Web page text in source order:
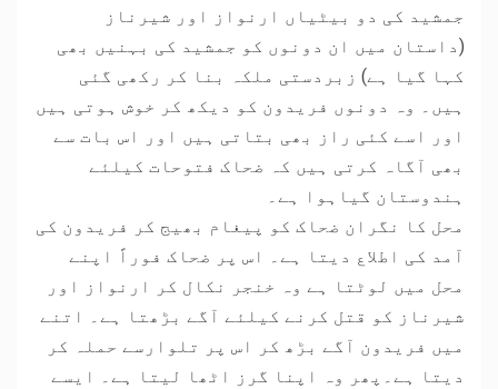
جمشید کی دو بیٹیاں ارنواز اور شیرناز
(داستان میں ان دونوں کو جمشید کی بہنیں بھی
کہا گیا ہے) زبردستی ملکہ بنا کر رکھی گئی
ہیں۔ وہ دونوں فریدون کو دیکھ کر خوش ہوتی ہیں
اور اسے کئی راز بھی بتاتی ہیں اور اس بات سے
بھی آگاہ کرتی ہیں کہ ضحاک فتوحات کیلئے
ہندوستان گیاہوا ہے۔
محل کا نگران ضحاک کو پیغام بھیج کر فریدون کی
آمد کی اطلاع دیتا ہے۔ اس پر ضحاک فوراً اپنے
محل میں لوٹتا ہے وہ خنجر نکال کر ارنواز اور
شیرناز کو قتل کرنے کیلئے آگے بڑھتا ہے۔ اتنے
میں فریدون آگے بڑھ کر اس پر تلوارسے حملہ کر
دیتا ہے۔پھر وہ اپنا گرز اٹھا لیتا ہے۔ ایسے